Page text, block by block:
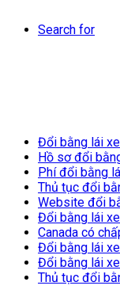
Search for
Đổi bằng lái
Hồ sơ đổi
Phí đổi bằng
Thủ tục đổi
Website đổi
Đổi bằng lái
Canada có
Đổi bằng lái
Đổi bằng lái
Thủ tục đổi